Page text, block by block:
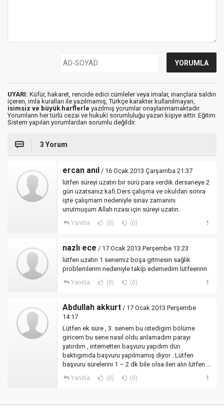
UYARI: Küfür, hakaret, rencide edici cümleler veya imalar, inançlara saldırı
içeren, imla kuralları ile yazılmamış, Türkçe karakter kullanılmayan,
isimsiz ve büyük harflerle yazılmış yorumlar onaylanmamaktadır.
Yorumların her türlü cezai ve hukuki sorumluluğu yazan kişiye aittir. Eğitim
Sistem yapılan yorumlardan sorumlu değildir.
3 Yorum
ercan anıl / 16 Ocak 2013 Çarşamba 21:37
lütfen süreyi uzatın bir sürü para verdik dersaneye 2
gün uzatsanız kafi.Ders çalışma ve okuldan sonra
işte çalışmam nedeniyle sınav zamanını
unutmuşum.Allah rızası için süreyi uzatın.
Yanıtla (0) (0)
nazlı ece / 17 Ocak 2013 Perşembe 13:23
lütfen uzatın 1 senemiz boşa gitmesin sağlık
problemlerim nedeniyle takip edemedim lütfeennn
Yanıtla (0) (0)
Abdullah akkurt / 17 Ocak 2013 Perşembe
14:17
Lütfen ek süre , 3. senem bu istedigim bölüme
giricem bu sene nasıl oldu anlamadım parayı
yatırdım , internetten başvuru yapdım dün
baktıgımda başvuru yapılmamış diyor . Lütfen
başvuru sürelerini 1 – 2 dk bile olsa ileri alın lütfen …
Yanıtla (0) (0)